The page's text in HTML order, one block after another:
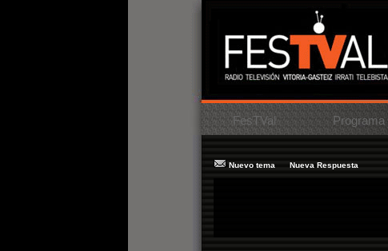
FesTVal Programa
Nuevo tema Nueva Respuesta